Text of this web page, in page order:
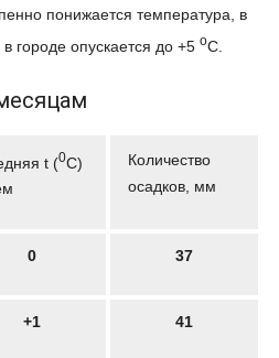
понижается температура, в
городе опускается до +5 oC.
t (0С)
Количество
осадков, мм
0 37
+1 41